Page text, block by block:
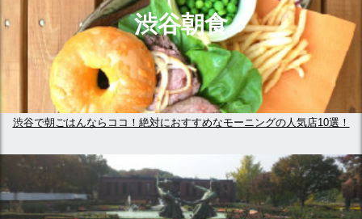
渋谷朝食
渋谷で朝ごはんならココ！絶対におすすめなモーニングの人気店10選！